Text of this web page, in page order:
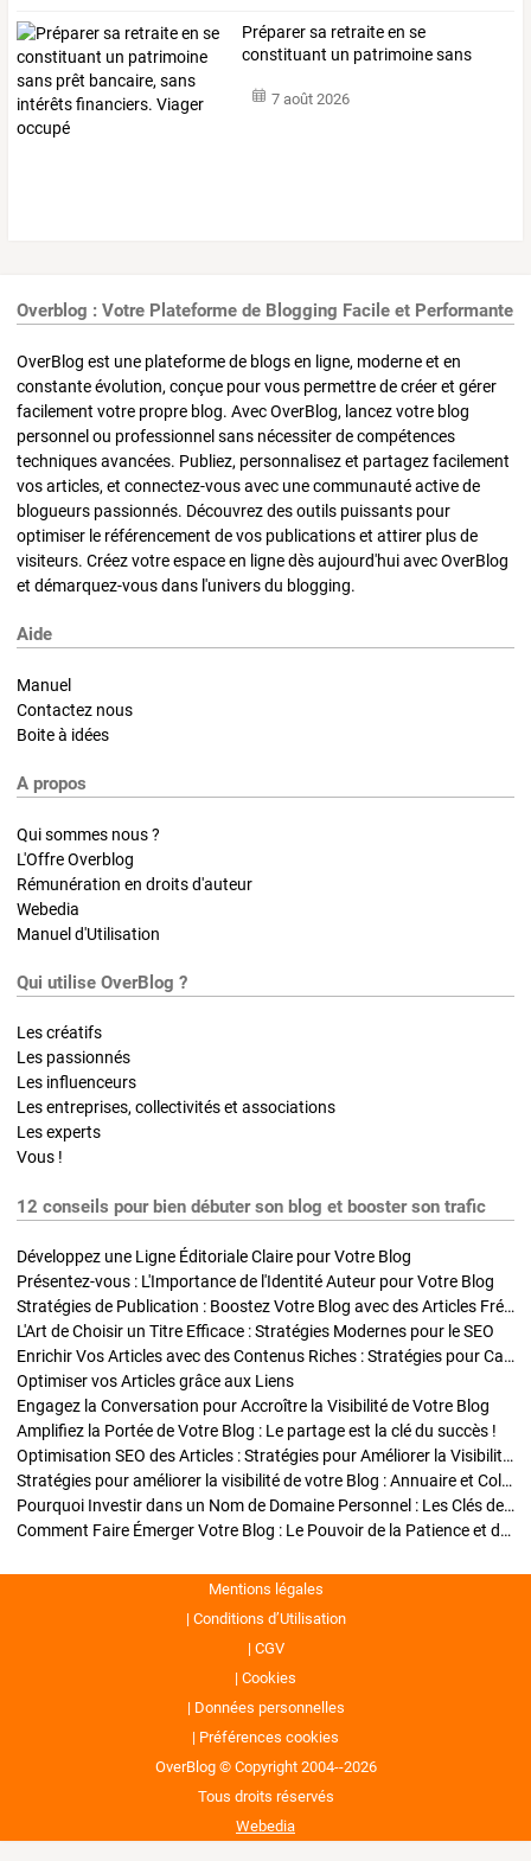
Préparersa retraiteen se
constituant un patrimoinesans
7 août 2026
Overblog : Votre Plateforme de Blogging Facile et Performante
OverBlog est une plateforme de blogs en ligne, moderne et en
constante évolution, conçue pour vous permettre de créer et gérer
facilement votre propre blog. Avec OverBlog, lancez votre blog
personnel ou professionnel sans nécessiter de compétences
techniques avancées. Publiez, personnalisez et partagez facilement
vos articles, et connectez-vous avec une communauté active de
blogueurs passionnés. Découvrez des outils puissants pour
optimiser le référencement de vos publications et attirer plus de
visiteurs. Créez votre espace en ligne dès aujourd'hui avec OverBlog
et démarquez-vous dans l'univers du blogging.
Aide
Manuel
Contactez nous
Boite à idées
A propos
Qui sommes nous ?
L'Offre Overblog
Rémunération en droits d'auteur
Webedia
Manuel d'Utilisation
Qui utilise OverBlog ?
Les créatifs
Les passionnés
Les influenceurs
Les entreprises, collectivités et associations
Les experts
Vous !
12 conseils pour bien débuter son blog et booster son trafic
Développez une Ligne Éditoriale Claire pour Votre Blog
Présentez-vous : L'Importance de l'Identité Auteur pour Votre Blog
Stratégies de Publication : Boostez Votre Blog avec des Articles Fréquents et Exclusifs
L'Art de Choisir un Titre Efficace : Stratégies Modernes pour le SEO
Enrichir Vos Articles avec des Contenus Riches : Stratégies pour Captiver et Optimiser
Optimiser vos Articles grâce aux Liens
Engagez la Conversation pour Accroître la Visibilité de Votre Blog
Amplifiez la Portée de Votre Blog : Le partage est la clé du succès !
Optimisation SEO des Articles : Stratégies pour Améliorer la Visibilité de Votre Blog
Stratégies pour améliorer la visibilité de votre Blog : Annuaire et Collaborations
Pourquoi Investir dans un Nom de Domaine Personnel : Les Clés de la Réussite de Votre Blog
Comment Faire Émerger Votre Blog : Le Pouvoir de la Patience et de la Persévérance
Mentions légales
Conditions d’Utilisation
CGV
Cookies
Données personnelles
Préférences cookies
OverBlog © Copyright 2004--2026
Tous droits réservés
Webedia